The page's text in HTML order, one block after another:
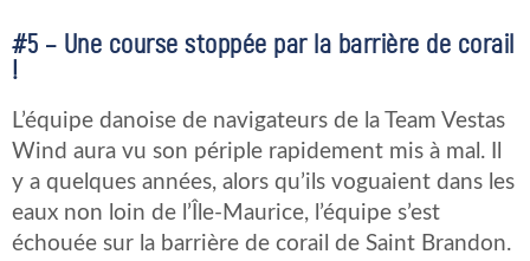
#5 – Une course stoppée par la barrière de corail
!
L’équipe danoise de navigateurs de la Team Vestas
Wind aura vu son périple rapidement mis à mal. Il
y a quelques années, alors qu’ils voguaient dans les
eaux non loin de l’Île-Maurice, l’équipe s’est
échouée sur la barrière de corail de Saint Brandon.